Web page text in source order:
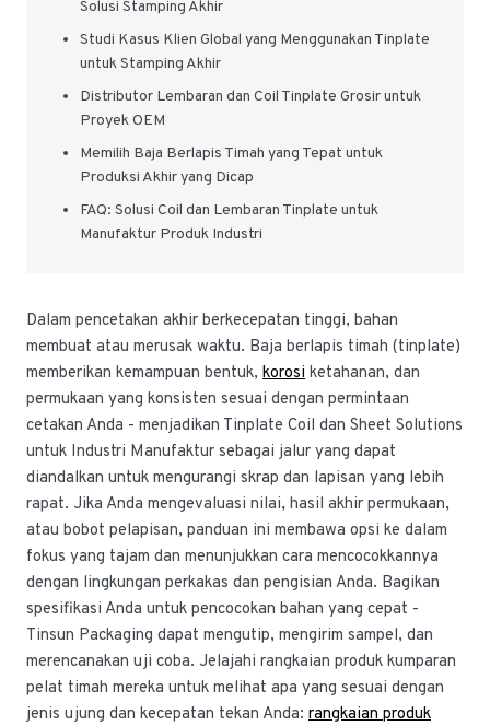
Solusi Stamping Akhir
Studi Kasus Klien Global yang Menggunakan Tinplate
untuk Stamping Akhir
Distributor Lembaran dan Coil Tinplate Grosir untuk
Proyek OEM
Memilih Baja Berlapis Timah yang Tepat untuk
Produksi Akhir yang Dicap
FAQ: Solusi Coil dan Lembaran Tinplate untuk
Manufaktur Produk Industri
Dalam pencetakan akhir berkecepatan tinggi, bahan
membuat atau merusak waktu. Baja berlapis timah (tinplate)
memberikan kemampuan bentuk, korosi ketahanan, dan
permukaan yang konsisten sesuai dengan permintaan
cetakan Anda - menjadikan Tinplate Coil dan Sheet Solutions
untuk Industri Manufaktur sebagai jalur yang dapat
diandalkan untuk mengurangi skrap dan lapisan yang lebih
rapat. Jika Anda mengevaluasi nilai, hasil akhir permukaan,
atau bobot pelapisan, panduan ini membawa opsi ke dalam
fokus yang tajam dan menunjukkan cara mencocokkannya
dengan lingkungan perkakas dan pengisian Anda. Bagikan
spesifikasi Anda untuk pencocokan bahan yang cepat -
Tinsun Packaging dapat mengutip, mengirim sampel, dan
merencanakan uji coba. Jelajahi rangkaian produk kumparan
pelat timah mereka untuk melihat apa yang sesuai dengan
jenis ujung dan kecepatan tekan Anda: rangkaian produk